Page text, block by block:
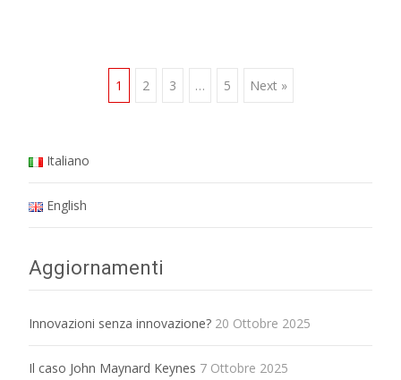
Posts
navigation
1 2 3 … 5 Next »
Italiano
English
Aggiornamenti
Innovazioni senza innovazione? 20 Ottobre 2025
Il caso John Maynard Keynes 7 Ottobre 2025